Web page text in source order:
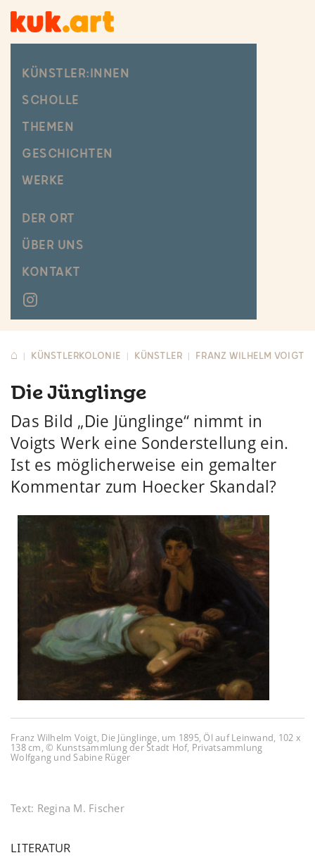
KÜNSTLER:INNEN
SCHOLLE
THEMEN
GESCHICHTEN
WERKE
DER ORT
ÜBER UNS
KONTAKT
⌂ | KÜNSTLERKOLONIE | KÜNSTLER | FRANZ WILHELM VOIGT
Die Jünglinge
Das Bild „Die Jünglinge“ nimmt in
Voigts Werk eine Sonderstellung ein.
Ist es möglicherweise ein gemalter
Kommentar zum Hoecker Skandal?
Franz Wilhelm Voigt, Die Jünglinge, um 1895, Öl auf Leinwand, 102 x
138 cm, © Kunstsammlung der Stadt Hof, Privatsammlung
Wolfgang und Sabine Rüger
Text: Regina M. Fischer
LITERATUR